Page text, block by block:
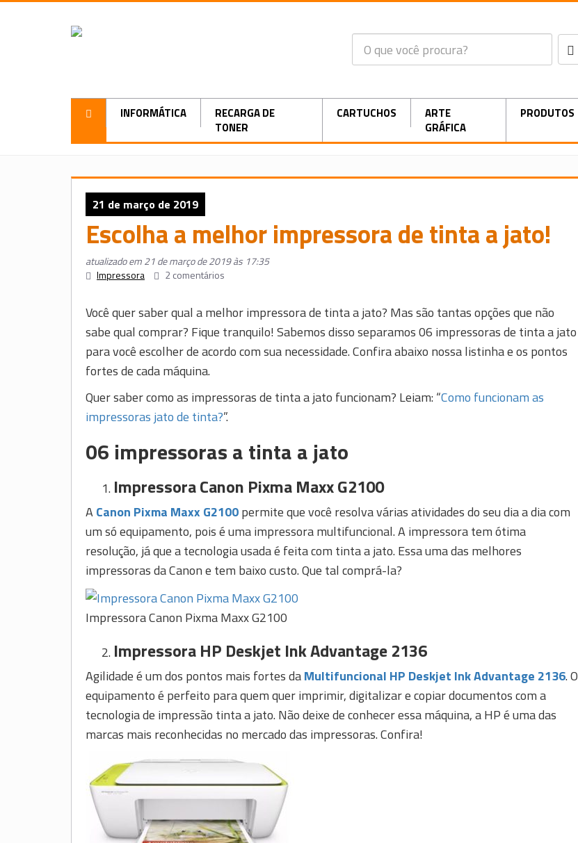
INFORMÁTICA
RECARGA DE
TONER
CARTUCHOS
ARTE
GRÁFICA
PRODUTOS
21 de março de 2019
Escolha a melhor impressora de tinta a jato!
atualizado em 21 de março de 2019 às 17:35
Impressora
2 comentários
Você quer saber qual a melhor impressora de tinta a jato? Mas são tantas opções que não
sabe qual comprar? Fique tranquilo! Sabemos disso separamos 06 impressoras de tinta a jato
para você escolher de acordo com sua necessidade. Confira abaixo nossa listinha e os pontos
fortes de cada máquina.
Quer saber como as impressoras de tinta a jato funcionam? Leiam: “Como funcionam as
impressoras jato de tinta?”.
06 impressoras a tinta a jato
Impressora Canon Pixma Maxx G2100
ACanon Pixma Maxx G2100permite que você resolva várias atividades do seu dia a dia com
um só equipamento, pois é uma impressora multifuncional. A impressora tem ótima
resolução, já que a tecnologia usada é feita com tinta a jato. Essa uma das melhores
impressoras da Canon e tem baixo custo. Que tal comprá-la?
Impressora Canon Pixma Maxx G2100
Impressora HP Deskjet Ink Advantage 2136
Agilidade é um dos pontos mais fortes daMultifuncional HP Deskjet Ink Advantage 2136. O
equipamento é perfeito para quem quer imprimir, digitalizar e copiar documentos com a
tecnologia de impressão tinta a jato. Não deixe de conhecer essa máquina, a HP é uma das
marcas mais reconhecidas no mercado das impressoras. Confira!